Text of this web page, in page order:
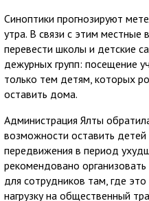
Синоптики прогнозируют
утра. В связи с этим местные
перевести школы и детские
дежурных групп: посещение
только тем детям, которых
оставить дома.
Администрация Ялты
возможности оставить
передвижения в период
рекомендовано
для сотрудников там, где
нагрузку на общественный